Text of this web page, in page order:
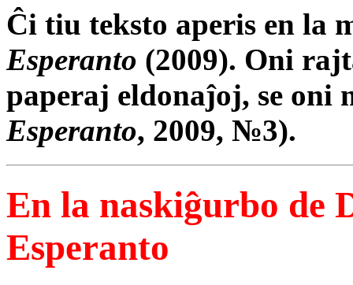
Ĉi tiu teksto aperis en la
Esperanto (2009). Oni
paperaj eldonaĵoj, se oni
Esperanto, 2009, №3).
En la naskiĝurbo de
Esperanto